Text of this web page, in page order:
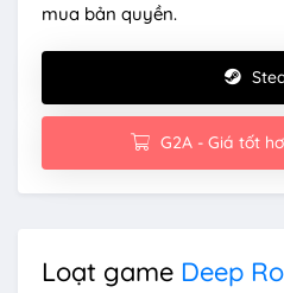
mua bản quyền.
G2A - Giá tốt
Loạt game Deep